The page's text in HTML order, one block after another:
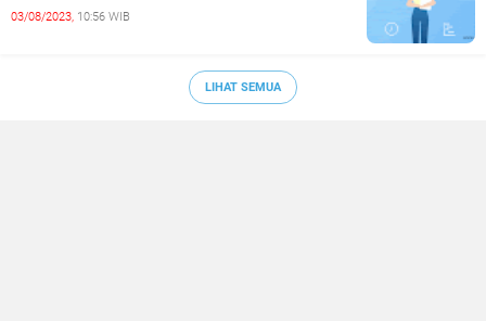
03/08/2023, 10:56 WIB
LIHAT SEMUA